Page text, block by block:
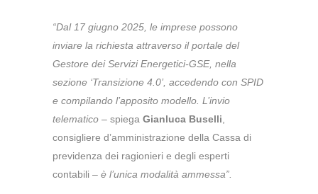
“Dal 17 giugno 2025, le imprese possono
inviare la richiesta attraverso il portale del
Gestore dei Servizi Energetici-GSE, nella
sezione ‘Transizione 4.0’, accedendo con SPID
e compilando l’apposito modello. L’invio
telematico – spiega Gianluca Buselli
consigliere d’amministrazione della Cassa di
previdenza dei ragionieri e degli esperti
contabili – è l’unica modalità ammessa”.